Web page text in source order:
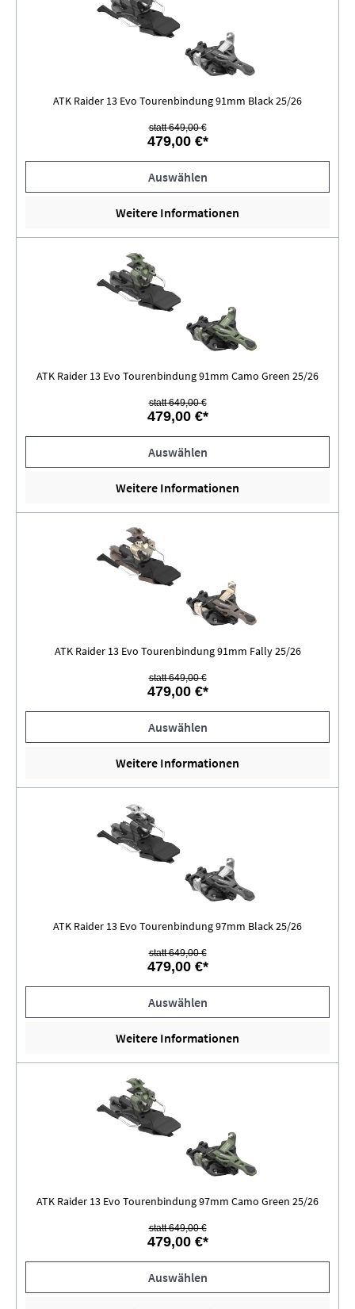
ATK Raider 13 Evo Tourenbindung 91mm Black 25/26
statt 649,00 €
479,00 €*
Auswählen
Weitere Informationen
ATK Raider 13 Evo Tourenbindung 91mm Camo Green 25/26
statt 649,00 €
479,00 €*
Auswählen
Weitere Informationen
ATK Raider 13 Evo Tourenbindung 91mm Fally 25/26
statt 649,00 €
479,00 €*
Auswählen
Weitere Informationen
ATK Raider 13 Evo Tourenbindung 97mm Black 25/26
statt 649,00 €
479,00 €*
Auswählen
Weitere Informationen
ATK Raider 13 Evo Tourenbindung 97mm Camo Green 25/26
statt 649,00 €
479,00 €*
Auswählen